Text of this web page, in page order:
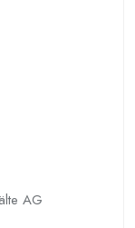
AG